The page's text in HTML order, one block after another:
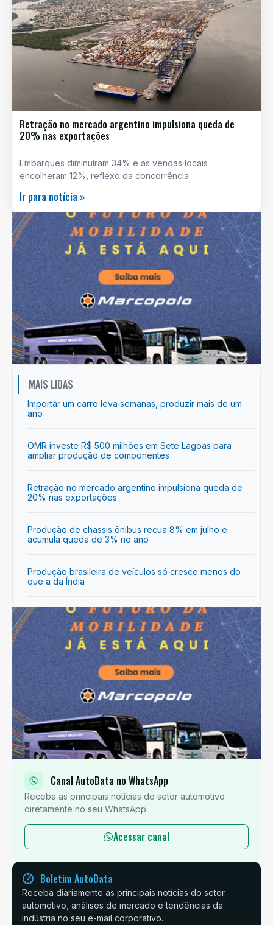
Retração no mercado argentino impulsiona queda de
20% nas exportações
Embarques diminuíram 34% e as vendas locais
encolheram 12%, reflexo da concorrência
Ir para notícia »
MAIS LIDAS
Importar um carro leva semanas, produzir mais de um
ano
OMR investe R$ 500 milhões em Sete Lagoas para
ampliar produção de componentes
Retração no mercado argentino impulsiona queda de
20% nas exportações
Produção de chassis ônibus recua 8% em julho e
acumula queda de 3% no ano
Produção brasileira de veículos só cresce menos do
que a da Índia
Canal AutoData no WhatsApp
Receba as principais notícias do setor automotivo
diretamente no seu WhatsApp.
Acessar canal
Boletim AutoData
Receba diariamente as principais notícias do setor
automotivo, análises de mercado e tendências da
indústria no seu e-mail corporativo.